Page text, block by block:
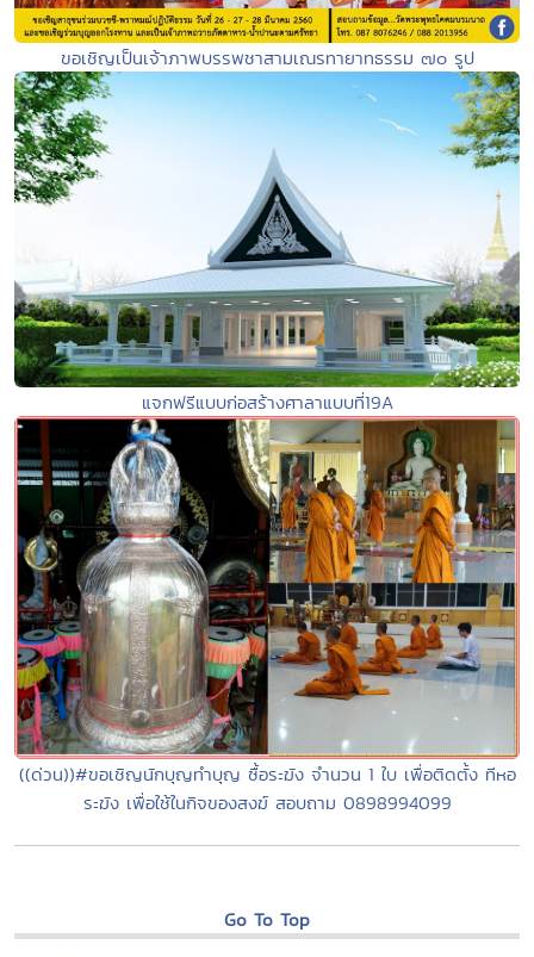
ขอเชิญเป็นเจ้าภาพบรรพชาสามเณรทายาทธรรม ๗๐ รูป
แจกฟรีแบบก่อสร้างศาลาแบบที่19A
((ด่วน))#ขอเชิญนักบุญทำบุญ ซื้อระฆัง จำนวน 1 ใบ เพื่อติดตั้ง ทีหอ
ระฆัง เพื่อใช้ในกิจของสงฆ์ สอบถาม 0898994099
Go To Top